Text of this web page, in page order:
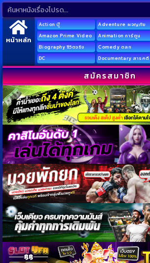
หน้าหลัก
Action บู๊ Adventure ผจญภัย
Amazon Prime Video
Animation การ์ตูน
Biography ชีวิตจริง
Comedy ตลก
DC
Documentary สารคดี
สมัครสมาชิก